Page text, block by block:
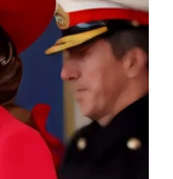
anos
fazer